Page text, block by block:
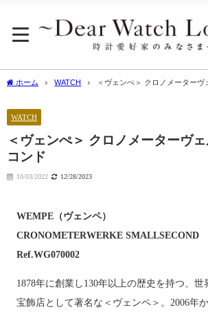
ホーム WATCH ＜ヴェンぺ＞ クロノメーター
WATCH
＜ヴェンぺ＞ クロノメーターヴ
コンド
10/03/2022 12/28/2023
WEMPE（ヴェンペ）
CRONOMETERWERKE SMALLSECOND
Ref.WG070002
1878年に創業し130年以上の歴史を持つ、
宝飾店として著名な＜ヴェンペ＞。2006年